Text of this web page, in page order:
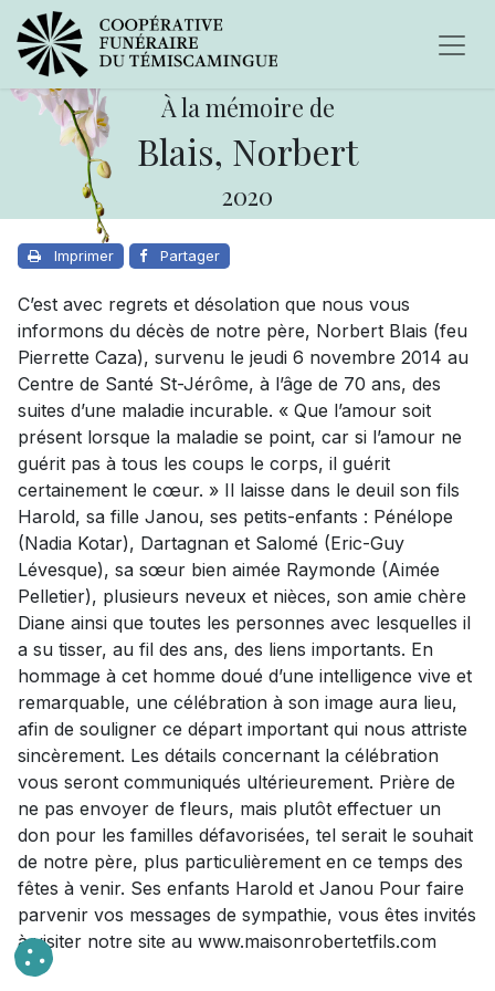
À la mémoire de
Blais, Norbert
2020
Imprimer Partager
C’est avec regrets et désolation que nous vous
informons du décès de notre père, Norbert Blais (feu
Pierrette Caza), survenu le jeudi 6 novembre 2014 au
Centre de Santé St-Jérôme, à l’âge de 70 ans, des
suites d’une maladie incurable. « Que l’amour soit
présent lorsque la maladie se point, car si l’amour ne
guérit pas à tous les coups le corps, il guérit
certainement le cœur. » Il laisse dans le deuil son fils
Harold, sa fille Janou, ses petits-enfants : Pénélope
(Nadia Kotar), Dartagnan et Salomé (Eric-Guy
Lévesque), sa sœur bien aimée Raymonde (Aimée
Pelletier), plusieurs neveux et nièces, son amie chère
Diane ainsi que toutes les personnes avec lesquelles il
a su tisser, au fil des ans, des liens importants. En
hommage à cet homme doué d’une intelligence vive et
remarquable, une célébration à son image aura lieu,
afin de souligner ce départ important qui nous attriste
sincèrement. Les détails concernant la célébration
vous seront communiqués ultérieurement. Prière de
ne pas envoyer de fleurs, mais plutôt effectuer un
don pour les familles défavorisées, tel serait le souhait
de notre père, plus particulièrement en ce temps des
fêtes à venir. Ses enfants Harold et Janou Pour faire
parvenir vos messages de sympathie, vous êtes invités
à visiter notre site au www.maisonrobertetfils.com